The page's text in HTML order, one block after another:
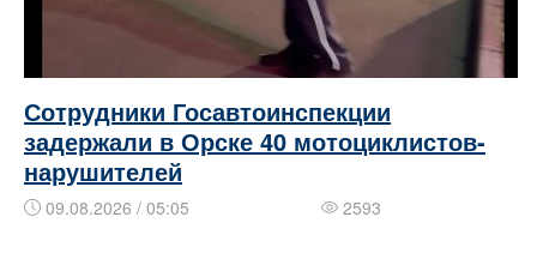
Сотрудники Госавтоинспекции
задержали в Орске 40 мотоциклистов-
нарушителей
09.08.2026 / 05:05 2593